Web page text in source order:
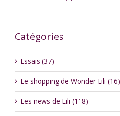
Catégories
Essais (37)
Le shopping de Wonder Lili (16)
Les news de Lili (118)